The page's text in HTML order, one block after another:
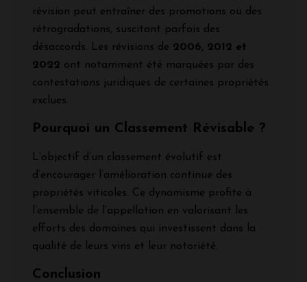
révision peut entraîner des promotions ou des
rétrogradations, suscitant parfois des
désaccords. Les révisions de 2006, 2012 et
2022 ont notamment été marquées par des
contestations juridiques de certaines propriétés
exclues.
Pourquoi un Classement Révisable ?
L’objectif d’un classement évolutif est
d’encourager l’amélioration continue des
propriétés viticoles. Ce dynamisme profite à
l’ensemble de l’appellation en valorisant les
efforts des domaines qui investissent dans la
qualité de leurs vins et leur notoriété.
Conclusion